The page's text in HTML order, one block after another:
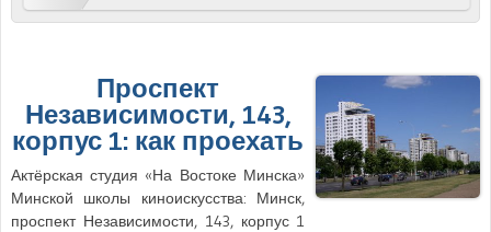
Проспект
Независимости, 143,
корпус 1: как проехать
Актёрская студия «На Востоке Минска»
Минской школы киноискусства: Минск,
проспект Независимости, 143, корпус 1